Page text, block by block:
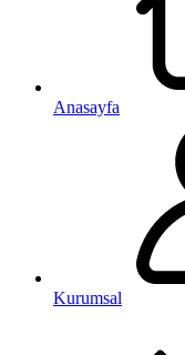
Anasayfa
Kurumsal